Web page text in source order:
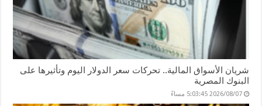
شريان الأسواق المالية.. تحركات سعر الدولار اليوم وتأثيرها على
البنوك المصرية
2026/08/07 5:03:45 مساءً